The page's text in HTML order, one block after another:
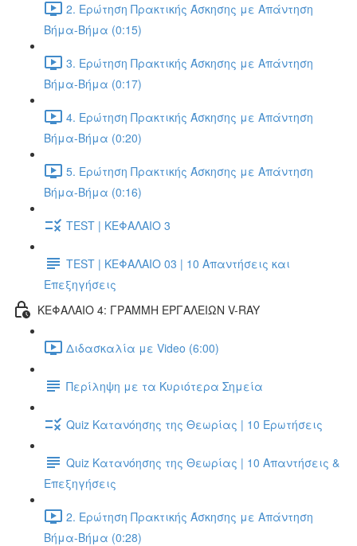
2. Ερώτηση Πρακτικής Άσκησης με Απάντηση
Βήμα-Βήμα (0:15)
3. Ερώτηση Πρακτικής Άσκησης με Απάντηση
Βήμα-Βήμα (0:17)
4. Ερώτηση Πρακτικής Άσκησης με Απάντηση
Βήμα-Βήμα (0:20)
5. Ερώτηση Πρακτικής Άσκησης με Απάντηση
Βήμα-Βήμα (0:16)
TEST | ΚΕΦΑΛΑΙΟ 3
TEST | ΚΕΦΑΛΑΙΟ 03 | 10 Απαντήσεις και
Επεξηγήσεις
ΚΕΦΑΛΑΙΟ 4: ΓΡΑΜΜΗ ΕΡΓΑΛΕΙΩΝ V-RAY
Διδασκαλία με Video (6:00)
Περίληψη με τα Κυριότερα Σημεία
Quiz Κατανόησης της Θεωρίας | 10 Ερωτήσεις
Quiz Κατανόησης της Θεωρίας | 10 Απαντήσεις &
Επεξηγήσεις
2. Ερώτηση Πρακτικής Άσκησης με Απάντηση
Βήμα-Βήμα (0:28)